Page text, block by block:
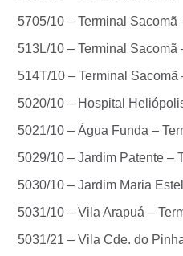
5705/10 – Terminal Sacomã
513L/10 – Terminal Sacomã
514T/10 – Terminal Sacomã
5020/10 – Hospital
5021/10 – Água Funda –
5029/10 – Jardim Patente –
5030/10 – Jardim Maria
5031/10 – Vila Arapuá –
5031/21 – Vila Cde. do